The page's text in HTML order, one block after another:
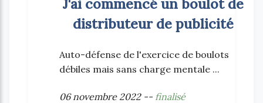
J'ai commencé un boulot de
distributeur de publicité
Auto-défense de l'exercice de boulots
débiles mais sans charge mentale ...
06 novembre 2022 -- finalisé